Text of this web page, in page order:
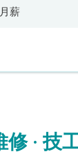
薪
修 · 技